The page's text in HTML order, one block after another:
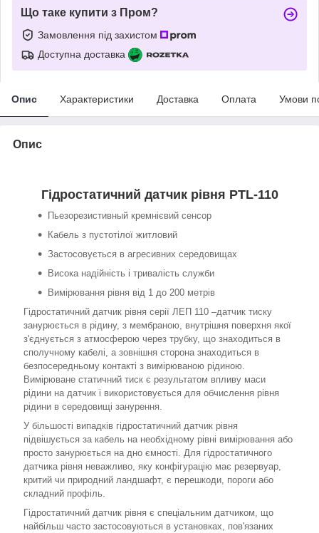
Що таке купити з Пром?
Замовлення під захистом
Доступна доставка
Опис Характеристики Доставка Оплата Умови
Опис
Гідростатичний датчик рівня PTL-110
Пьезорезистивный кремнієвий сенсор
Кабель з пустотілої житловий
Застосовується в агресивних середовищах
Висока надійність і тривалість служби
Вимірювання рівня від 1 до 200 метрів
Гідростатичний датчик рівня серії ЛЕП 110 –датчик тиску
занурюється в рідину, з мембраною, внутрішня поверхня якої
з'єднується з атмосферою через трубку, що знаходиться в
сполучному кабелі, а зовнішня сторона знаходиться в
безпосередньому контакті з вимірюваною рідиною.
Вимірюване статичний тиск є результатом впливу маси
рідини на датчик і використовується для обчислення рівня
рідини в середовищі занурення.
У більшості випадків гідростатичний датчик рівня
підвішується за кабель на необхідному рівні вимірювання або
просто занурюється на дно ємності. Для гідростатичного
датчика рівня неважливо, яку конфігурацію має резервуар,
критий чи природний ландшафт, є перешкоди, пороги або
складний профіль.
Гідростатичний датчик рівня є спеціальним датчиком, що
найбільш часто застосовуються в установках, пов'язаних